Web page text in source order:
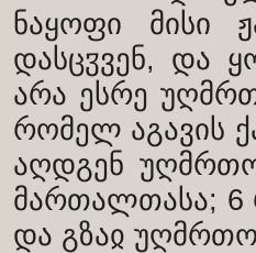
ნაყოფი მისი
დასცჳვენ, და
არა ესრე
რომელ აგავის
აღდგენ
მართალთასა; 6
და გზაჲ